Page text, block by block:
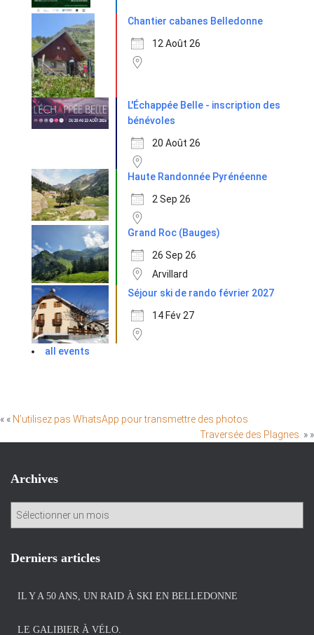
Chantier cabanes Belledonne
12 Août 26
L'Échappée Belle - inscription des
bénévoles
20 Août 26
Haute Randonnée Pyrénéenne
2 Sep 26
Grand Roc (Bauges)
26 Sep 26
Arvillard
Séjour ski de rando février 2027
14 Fév 27
all events
« « N’utilisez pas WhatsApp pour transmettre des photos
Traversée des Plagnes. » »
Archives
h
Derniers articles
IL Y A 50 ANS, UN RAID À SKI EN BELLEDONNE
LE GALIBIER À VÉLO.